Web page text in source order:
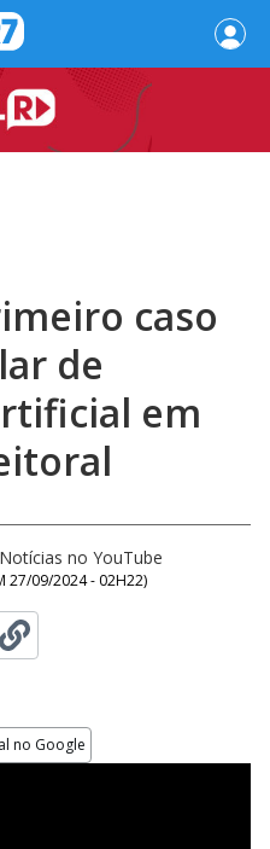
caso
de
em
no YouTube
27/09/2024 - 02H22)
no Google